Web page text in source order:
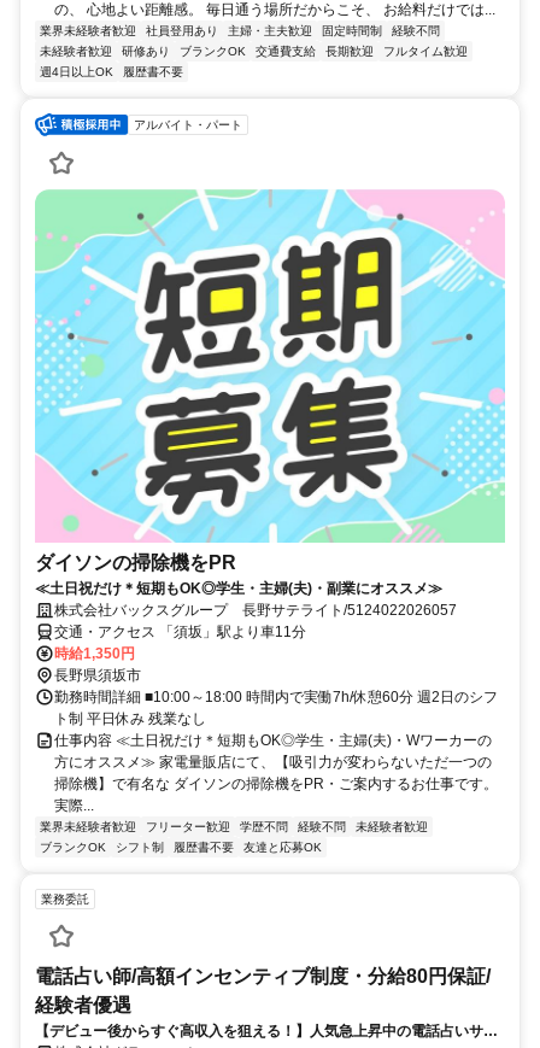
の、 心地よい距離感。 毎日通う場所だからこそ、 お給料だけでは...
業界未経験者歓迎 社員登用あり 主婦・主夫歓迎 固定時間制
経験不問
未経験者歓迎
研修あり ブランクOK 交通費支給 長期歓迎
フルタイム歓迎
週4日以上OK
履歴書不要
アルバイト・パート
ダイソンの掃除機をPR
≪土日祝だけ＊短期もOK◎学生・主婦(夫)・副業にオススメ≫
株式会社バックスグループ 長野サテライト/5124022026057
交通・アクセス 「須坂」駅より車11分
時給1,350円
長野県須坂市
勤務時間詳細 ■10:00～18:00 時間内で実働7h/休憩60分 週2日のシフ
ト制 平日休み 残業なし
仕事内容 ≪土日祝だけ＊短期もOK◎学生・主婦(夫)・Wワーカーの
方にオススメ≫ 家電量販店にて、【吸引力が変わらないただ一つの
掃除機】で有名な ダイソンの掃除機をPR・ご案内するお仕事です。
実際...
業界未経験者歓迎 フリーター歓迎 学歴不問 経験不問
未経験者歓迎
ブランクOK
シフト制 履歴書不要 友達と応募OK
業務委託
電話占い師/高額インセンティブ制度・分給80円保証/
経験者優遇
【デビュー後からすぐ高収入を狙える！】人気急上昇中の電話占いサイ